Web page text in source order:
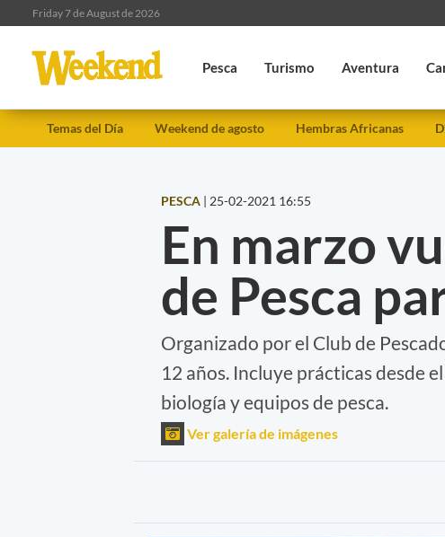
Friday 7 de August de 2026
Pesca Turismo Aventura
Temas del Día Weekend de agosto Hembras Africanas
PESCA | 25-02-2021 16:55
En marzo
de Pesca
Organizado por el Club de
12 años. Incluye prácticas desde
biología y equipos de pesca.
Ver galería de imágenes